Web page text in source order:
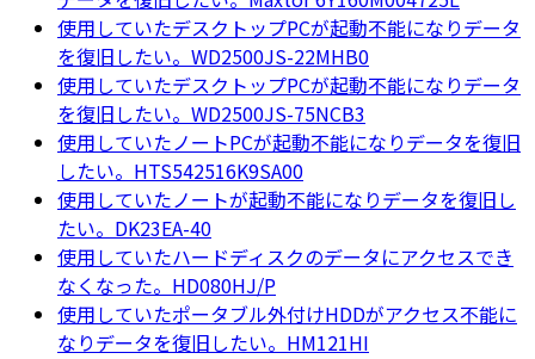
使用していたデスクトップPCが起動不能になりデータ
を復旧したい。WD2500JS-22MHB0
使用していたデスクトップPCが起動不能になりデータ
を復旧したい。WD2500JS-75NCB3
使用していたノートPCが起動不能になりデータを復旧
したい。HTS542516K9SA00
使用していたノートが起動不能になりデータを復旧し
たい。DK23EA-40
使用していたハードディスクのデータにアクセスでき
なくなった。HD080HJ/P
使用していたポータブル外付けHDDがアクセス不能に
なりデータを復旧したい。HM121HI